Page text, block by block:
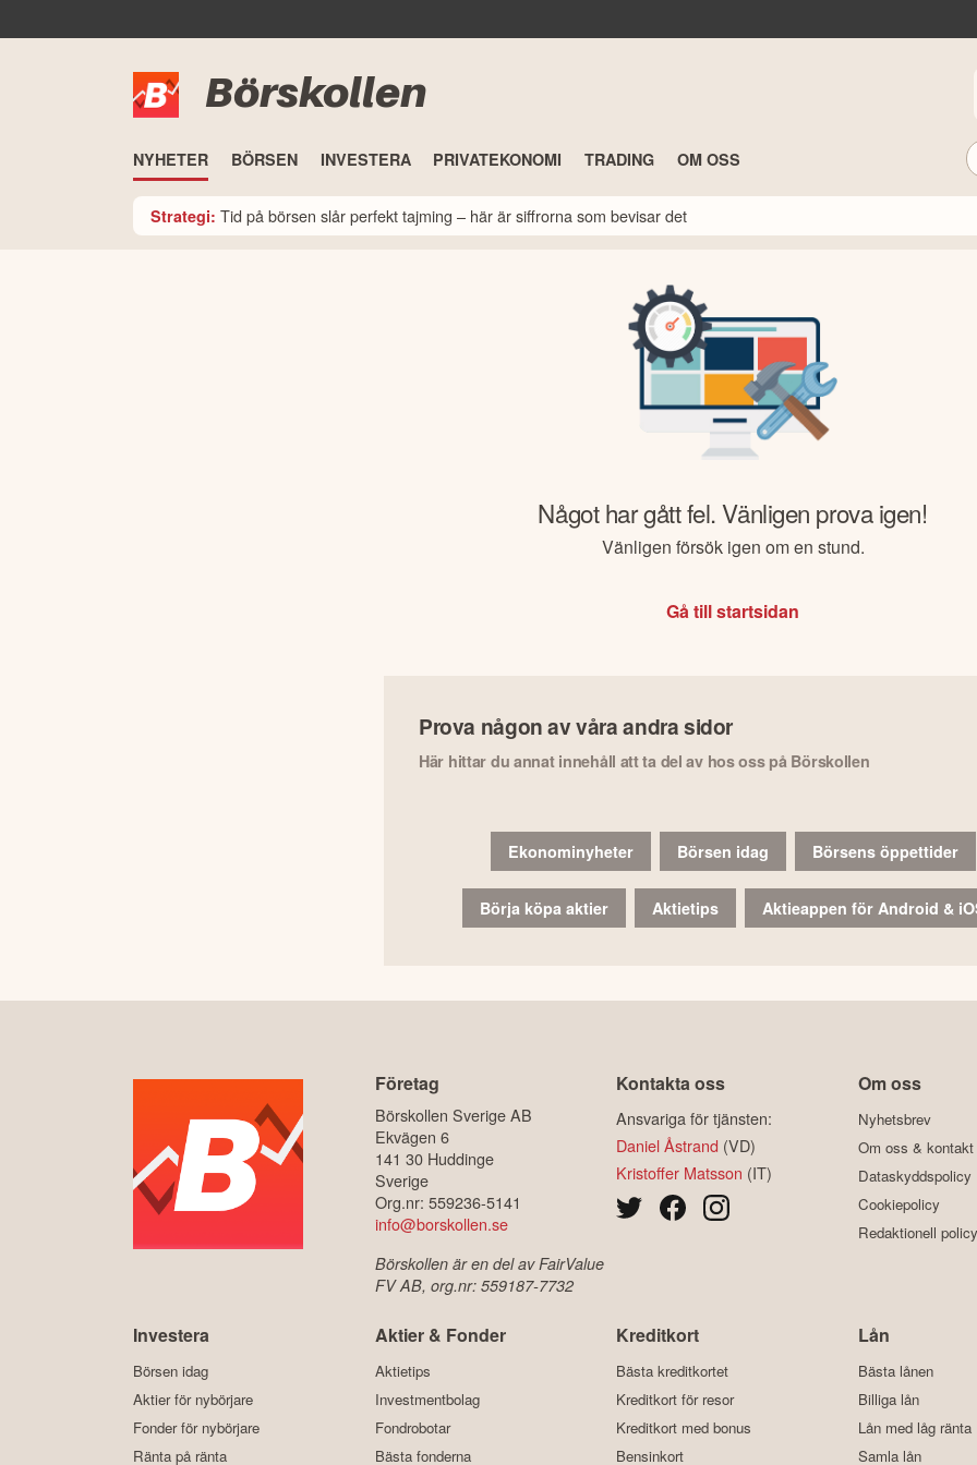
Börskollen
NYHETER BÖRSEN INVESTERA PRIVATEKONOMI TRADING OM OSS
Strategi: Tid på börsen slår perfekt tajming – här är siffrorna som bevisar det
Något har gått fel. Vänligen prova igen!
Vänligen försök igen om en stund.
Gå till startsidan
Prova någon av våra andra sidor
Här hittar du annat innehåll att ta del av hos oss på Börskollen
Ekonominyheter Börsen idag Börsens öppettider
Börja köpa aktier Aktietips Aktieappen för Android &
Företag
Börskollen Sverige AB
Ekvägen 6
141 30 Huddinge
Sverige
Org.nr: 559236-5141
info@borskollen.se
Börskollen är en del av FairValue
FV AB, org.nr: 559187-7732
Kontakta oss
Ansvariga för tjänsten:
Daniel Åstrand (VD)
Kristoffer Matsson (IT)
Om oss
Nyhetsbrev
Om oss & kontakt
Dataskyddspolicy
Cookiepolicy
Redaktionell policy
Investera
Börsen idag
Aktier för nybörjare
Fonder för nybörjare
Ränta på ränta
Aktier & Fonder
Aktietips
Investmentbolag
Fondrobotar
Bästa fonderna
Kreditkort
Bästa kreditkortet
Kreditkort för resor
Kreditkort med bonus
Bensinkort
Lån
Bästa lånen
Billiga lån
Lån med låg ränta
Samla lån